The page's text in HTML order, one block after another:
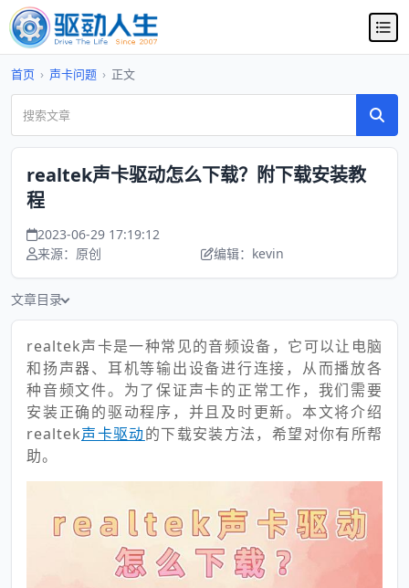
首页 › 声卡问题 › 正文
realtek声卡驱动怎么下载？附下载安装教
程
2023-06-29 17:19:12
来源：原创
编辑：kevin
文章目录
realtek声卡是一种常见的音频设备，它可以让电脑
和扬声器、耳机等输出设备进行连接，从而播放各
种音频文件。为了保证声卡的正常工作，我们需要
安装正确的驱动程序，并且及时更新。本文将介绍
realtek声卡驱动的下载安装方法，希望对你有所帮
助。